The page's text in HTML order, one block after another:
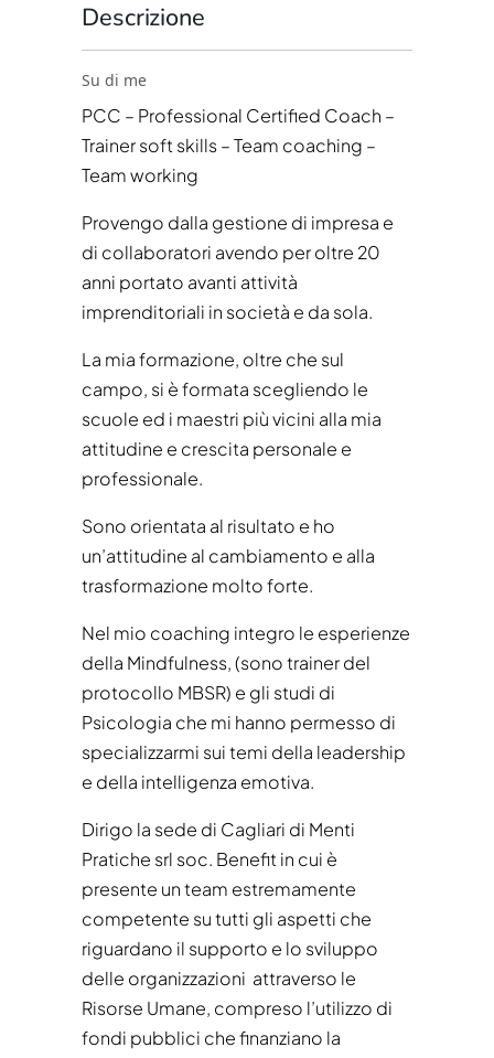
Descrizione
Su di me
PCC – Professional Certified Coach –
Trainer soft skills – Team coaching –
Team working
Provengo dalla gestione di impresa e
di collaboratori avendo per oltre 20
anni portato avanti attività
imprenditoriali in società e da sola.
La mia formazione, oltre che sul
campo, si è formata scegliendo le
scuole ed i maestri più vicini alla mia
attitudine e crescita personale e
professionale.
Sono orientata al risultato e ho
un’attitudine al cambiamento e alla
trasformazione molto forte.
Nel mio coaching integro le esperienze
della Mindfulness, (sono trainer del
protocollo MBSR) e gli studi di
Psicologia che mi hanno permesso di
specializzarmi sui temi della leadership
e della intelligenza emotiva.
Dirigo la sede di Cagliari di Menti
Pratiche srl soc. Benefit in cui è
presente un team estremamente
competente su tutti gli aspetti che
riguardano il supporto e lo sviluppo
delle organizzazioni attraverso le
Risorse Umane, compreso l’utilizzo di
fondi pubblici che finanziano la